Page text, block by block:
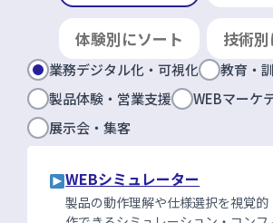
体験別にソート 技術
業務デジタル化・可視化
教育・
製品体験・営業支援
WEBマーケ
展示会・集客
WEBシミュレーター
製品の動作理解や仕様選択を視覚